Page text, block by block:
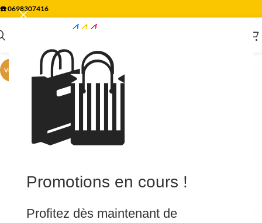
🛍️
Promotions en cours !
Profitez dès maintenant de
☎️0698307416
VENTE